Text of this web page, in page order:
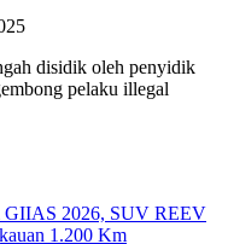
disidik oleh penyidik
pelaku illegal